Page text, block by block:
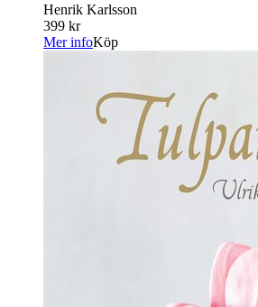
Henrik Karlsson
399 kr
Mer infoKöp